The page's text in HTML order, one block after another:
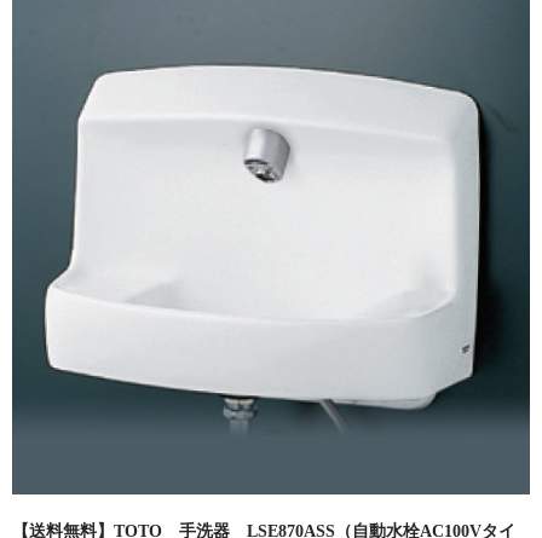
洗面所用自動水栓
普通便座
【送料無料】TOTO 手洗器 LSE870ASS（自動水栓AC100Vタイ